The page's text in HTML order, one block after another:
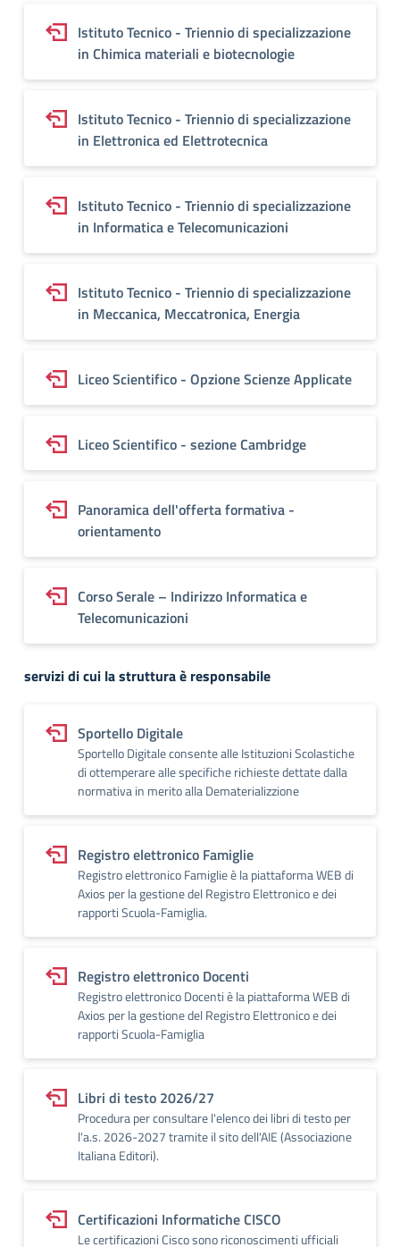
Istituto Tecnico - Triennio di specializzazione
in Chimica materiali e biotecnologie
Istituto Tecnico - Triennio di specializzazione
in Elettronica ed Elettrotecnica
Istituto Tecnico - Triennio di specializzazione
in Informatica e Telecomunicazioni
Istituto Tecnico - Triennio di specializzazione
in Meccanica, Meccatronica, Energia
Liceo Scientifico - Opzione Scienze Applicate
Liceo Scientifico - sezione Cambridge
Panoramica dell'offerta formativa -
orientamento
Corso Serale – Indirizzo Informatica e
Telecomunicazioni
servizi di cui la struttura è responsabile
Sportello Digitale
Sportello Digitale consente alle Istituzioni Scolastiche
di ottemperare alle specifiche richieste dettate dalla
normativa in merito alla Dematerializzione
Registro elettronico Famiglie
Registro elettronico Famiglie è la piattaforma WEB di
Axios per la gestione del Registro Elettronico e dei
rapporti Scuola-Famiglia.
Registro elettronico Docenti
Registro elettronico Docenti è la piattaforma WEB di
Axios per la gestione del Registro Elettronico e dei
rapporti Scuola-Famiglia
Libri di testo 2026/27
Procedura per consultare l'elenco dei libri di testo per
l'a.s. 2026-2027 tramite il sito dell'AIE (Associazione
Italiana Editori).
Certificazioni Informatiche CISCO
Le certificazioni Cisco sono riconoscimenti ufficiali